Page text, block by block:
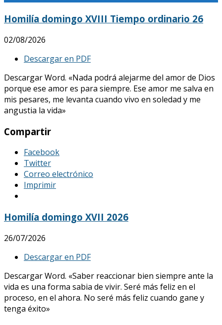
Homilía domingo XVIII Tiempo ordinario 26
02/08/2026
Descargar en PDF
Descargar Word. «Nada podrá alejarme del amor de Dios
porque ese amor es para siempre. Ese amor me salva en
mis pesares, me levanta cuando vivo en soledad y me
angustia la vida»
Compartir
Facebook
Twitter
Correo electrónico
Imprimir
Homilía domingo XVII 2026
26/07/2026
Descargar en PDF
Descargar Word. «Saber reaccionar bien siempre ante la
vida es una forma sabia de vivir. Seré más feliz en el
proceso, en el ahora. No seré más feliz cuando gane y
tenga éxito»